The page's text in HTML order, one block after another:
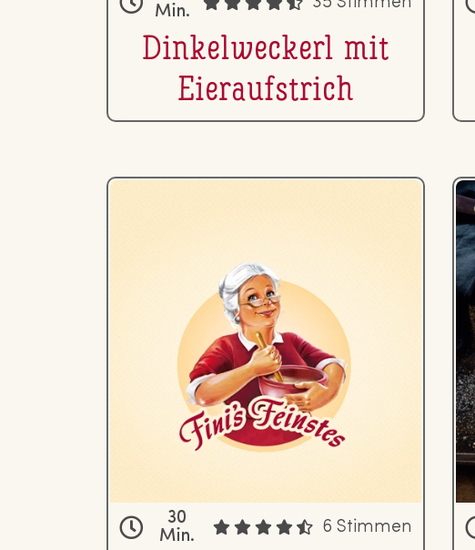
Min.
Din­kel­we­ckerl mit
Ei­er­auf­strich
30
Min.
6 Stimmen